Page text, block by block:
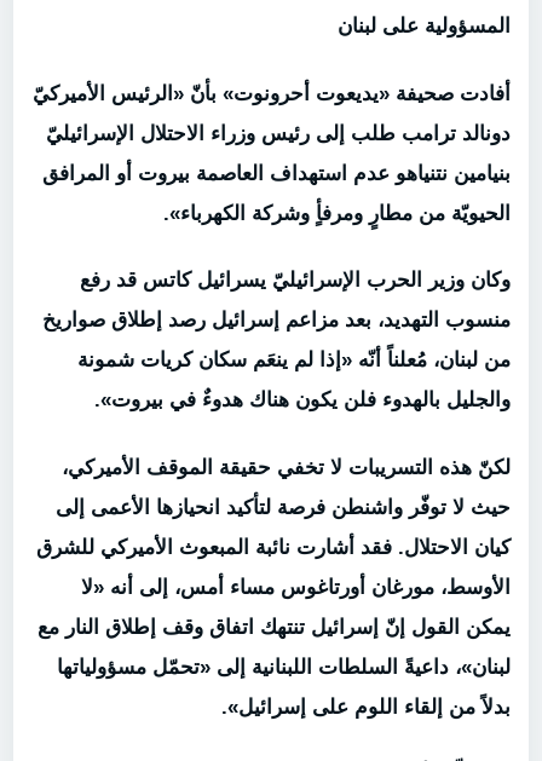
المسؤولية على لبنان
أفادت صحيفة «يديعوت أحرونوت» بأنّ «الرئيس الأميركيّ
دونالد ترامب طلب إلى رئيس وزراء الاحتلال الإسرائيليّ
بنيامين نتنياهو عدم استهداف العاصمة بيروت أو المرافق
الحيويّة من مطارٍ ومرفأٍ وشركة الكهرباء».
وكان وزير الحرب الإسرائيليّ يسرائيل كاتس قد رفع
منسوب التهديد، بعد مزاعم إسرائيل رصد إطلاق صواريخ
من لبنان، مُعلناً أنّه «إذا لم ينعَم سكان كريات شمونة
والجليل بالهدوء فلن يكون هناك هدوءٌ في بيروت».
لكنّ هذه التسريبات لا تخفي حقيقة الموقف الأميركي،
حيث لا توفّر واشنطن فرصة لتأكيد انحيازها الأعمى إلى
كيان الاحتلال. فقد أشارت نائبة المبعوث الأميركي للشرق
الأوسط، مورغان أورتاغوس مساء أمس، إلى أنه «لا
يمكن القول إنّ إسرائيل تنتهك اتفاق وقف إطلاق النار مع
لبنان»، داعيةً السلطات اللبنانية إلى «تحمّل مسؤولياتها
بدلاً من إلقاء اللوم على إسرائيل».